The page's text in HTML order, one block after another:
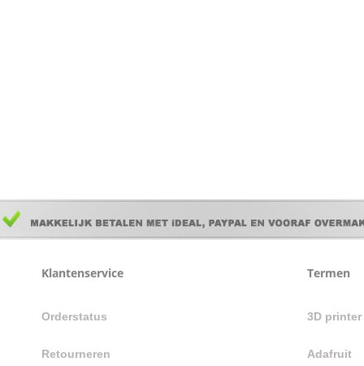
Klantenservice
Orderstatus
Retourneren
Termen
3D
Adafruit